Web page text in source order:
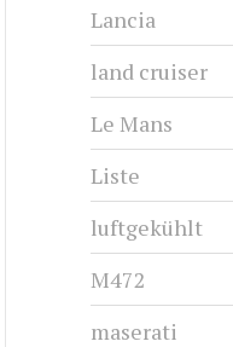
Lancia
land cruiser
Le Mans
Liste
luftgekühlt
M472
maserati